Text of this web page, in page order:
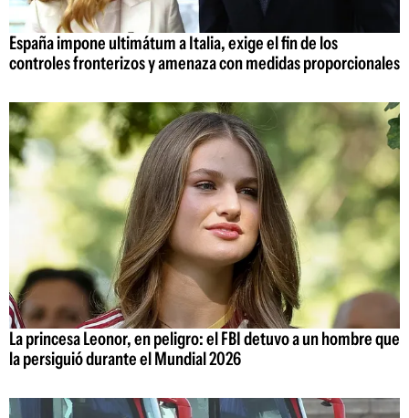
España impone ultimátum a Italia, exige el fin de los
controles fronterizos y amenaza con medidas proporcionales
La princesa Leonor, en peligro: el FBI detuvo a un hombre que
la persiguió durante el Mundial 2026